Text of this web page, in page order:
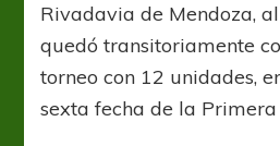
Rivadavia de Mendoza,
quedó transitoriamente
torneo con 12 unidades,
sexta fecha de la